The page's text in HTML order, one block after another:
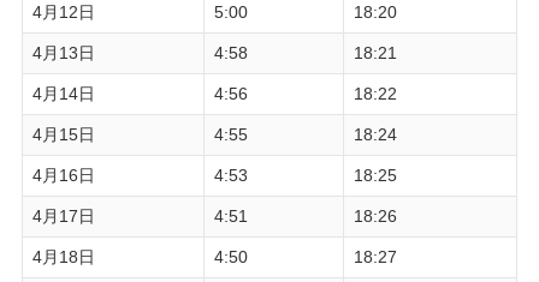
4月12日 5:00 18:20
4月13日 4:58 18:21
4月14日 4:56 18:22
4月15日 4:55 18:24
4月16日 4:53 18:25
4月17日 4:51 18:26
4月18日 4:50 18:27